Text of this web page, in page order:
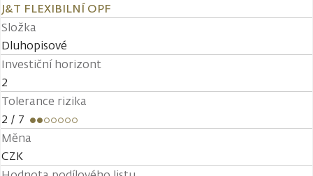
J&T FLEXIBILNÍ OPF
Složka
Dluhopisové
Investiční horizont
2
Tolerance rizika
2 / 7
Měna
CZK